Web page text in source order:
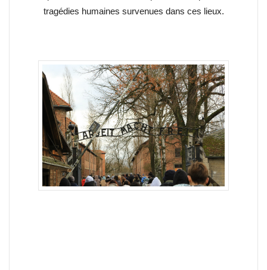
tragédies humaines survenues dans ces lieux.